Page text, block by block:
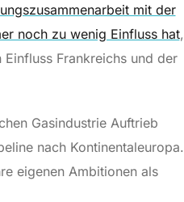
mit der
noch zu wenig Einfluss hat,
Frankreichs und der
Gasindustrie Auftrieb
nach Kontinentaleuropa.
eigenen Ambitionen als